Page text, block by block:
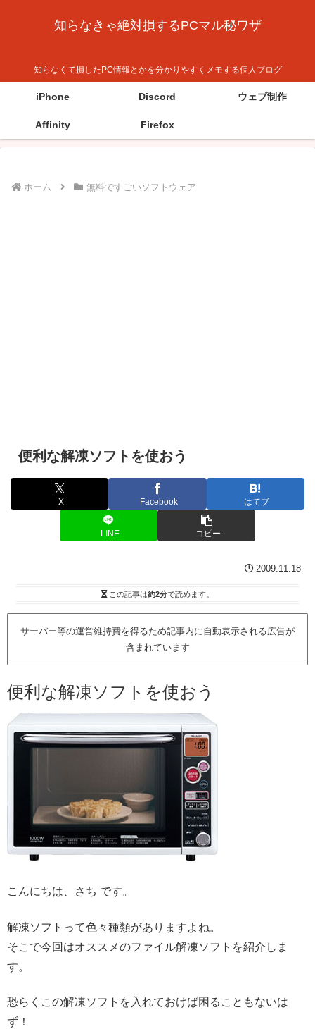
知らなきゃ絶対損するPCマル秘ワザ
知らなくて損したPC情報とかを分かりやすくメモする個人ブログ
iPhone Discord ウェブ制作
Affinity Firefox
ホーム 無料ですごいソフトウェア
便利な解凍ソフトを使おう
X Facebook はてブ
LINE コピー
2009.11.18
この記事は約2分で読めます。
サーバー等の運営維持費を得るため記事内に自動表示される広告が
含まれています
便利な解凍ソフトを使おう
こんにちは、さち です。
解凍ソフトって色々種類がありますよね。
そこで今回はオススメのファイル解凍ソフトを紹介しま
す。
恐らくこの解凍ソフトを入れておけば困ることもないは
ず！